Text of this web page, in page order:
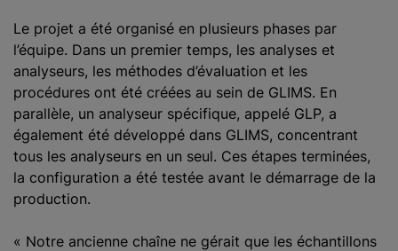
Le projet a été organisé en plusieurs phases par
l’équipe. Dans un premier temps, les analyses et
analyseurs, les méthodes d’évaluation et les
procédures ont été créées au sein de GLIMS. En
parallèle, un analyseur spécifique, appelé GLP, a
également été développé dans GLIMS, concentrant
tous les analyseurs en un seul. Ces étapes terminées,
la configuration a été testée avant le démarrage de la
production.
« Notre ancienne chaîne ne gérait que les échantillons